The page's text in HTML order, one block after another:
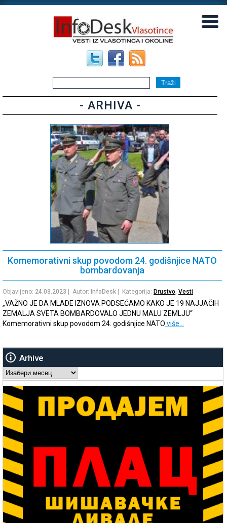
- ARHIVA -
Komemorativni skup povodom 24. godišnjice NATO
bombardovanja
Objavljeno: 24.03.2023 | Autor: InfoDesk | Kategorija: Drustvo, Vesti
„VAŽNO JE DA MLADE IZNOVA PODSEĆAMO KAKO JE 19 NAJJAČIH
ZEMALJA SVETA BOMBARDOVALO JEDNU MALU ZEMLJU“
Komemorativni skup povodom 24. godišnjice NATO više…
Arhive
Arhive